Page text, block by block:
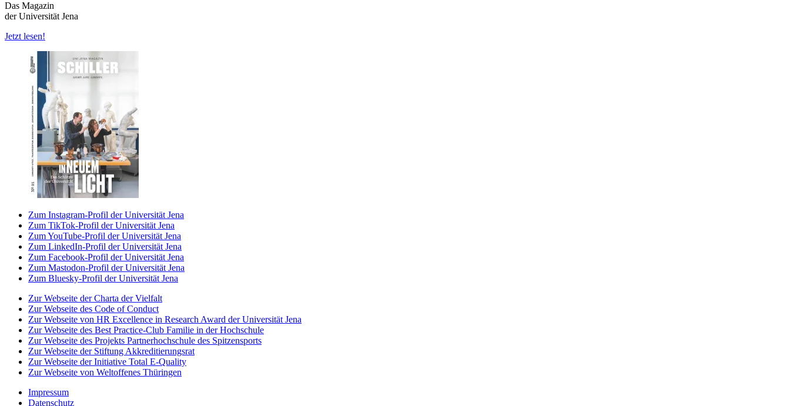
Das Magazin
der Universität Jena
Jetzt lesen!
Zum Instagram-Profil der Universität Jena
Zum TikTok-Profil der Universität Jena
Zum YouTube-Profil der Universität Jena
Zum LinkedIn-Profil der Universität Jena
Zum Facebook-Profil der Universität Jena
Zum Mastodon-Profil der Universität Jena
Zum Bluesky-Profil der Universität Jena
Zur Webseite der Charta der Vielfalt
Zur Webseite des Code of Conduct
Zur Webseite von HR Excellence in Research Award der Universität Jena
Zur Webseite des Best Practice-Club Familie in der Hochschule
Zur Webseite des Projekts Partnerhochschule des Spitzensports
Zur Webseite der Stiftung Akkreditierungsrat
Zur Webseite der Initiative Total E-Quality
Zur Webseite von Weltoffenes Thüringen
Impressum
Datenschutz